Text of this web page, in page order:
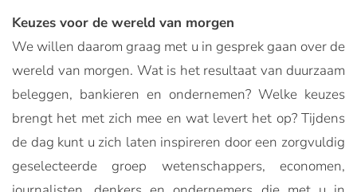
Keuzes voor de wereld van morgen
We willen daarom graag met u in gesprek gaan over de
wereld van morgen. Wat is het resultaat van duurzaam
beleggen, bankieren en ondernemen? Welke keuzes
brengt het met zich mee en wat levert het op? Tijdens
de dag kunt u zich laten inspireren door een zorgvuldig
geselecteerde groep wetenschappers, economen,